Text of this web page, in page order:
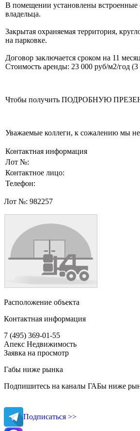
В помещении установлены встроенные
владельца.
Закрытая охраняемая территория,
на парковке.
Договор заключается сроком на 11
Стоимость аренды: 23 000 руб/м2/год
Чтобы получить ПОДРОБНУЮ
Уважаемые коллеги, к сожалению мы не
Контактная информация
Лот №:
Контактное лицо:
Телефон:
Лот №: 982257
Расположение объекта
Контактная информация
7 (495) 369-01-55
Апекс Недвижимость
Заявка на просмотр
Габы ниже рынка
Подпишитесь на каналы ГАБы ниже
Подписаться >>